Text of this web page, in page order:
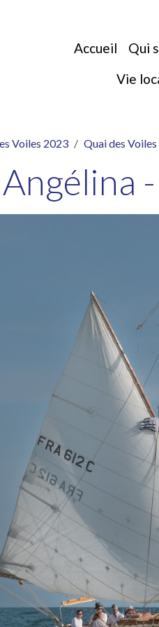
Accueil Qui
Vie
Voiles 2023 Quai des